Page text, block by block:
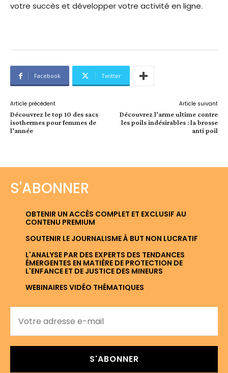
votre succès et développer votre activité en ligne.
Facebook Twitter
Article précédent
Découvrez le top 10 des sacs
isothermes pour femmes de
l’année
Article suivant
Découvrez l’arme ultime contre
les poils indésirables : la brosse
anti poil
S'ABONNER
OBTENIR UN ACCÈS COMPLET ET EXCLUSIF AU
CONTENU PREMIUM
SOUTENIR LE JOURNALISME À BUT NON LUCRATIF
L'ANALYSE PAR DES EXPERTS DES TENDANCES
ÉMERGENTES EN MATIÈRE DE PROTECTION DE
L'ENFANCE ET DE JUSTICE DES MINEURS
WEBINAIRES VIDÉO THÉMATIQUES
S'ABONNER